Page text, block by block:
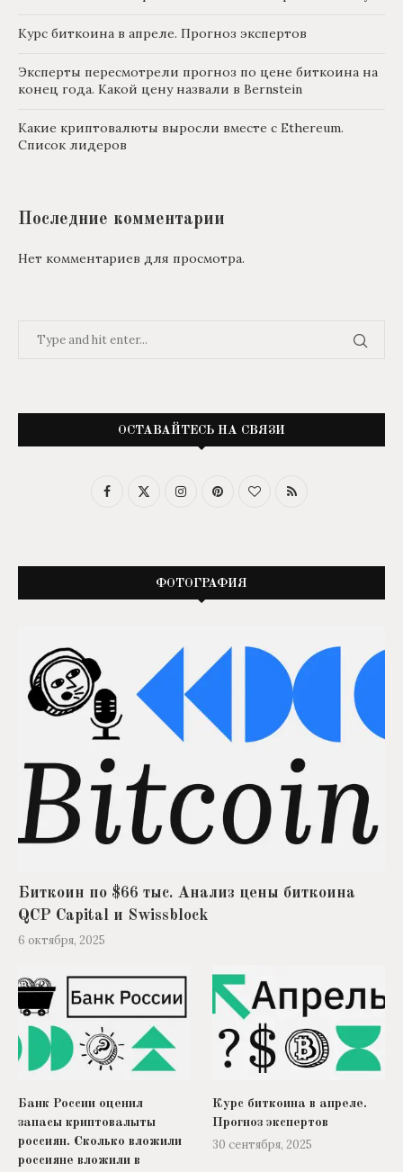
Курс биткоина в апреле. Прогноз экспертов
Эксперты пересмотрели прогноз по цене биткоина на
конец года. Какой цену назвали в Bernstein
Какие криптовалюты выросли вместе с Ethereum.
Список лидеров
Последние комментарии
Нет комментариев для просмотра.
ОСТАВАЙТЕСЬ НА СВЯЗИ
ФОТОГРАФИЯ
Биткоин по $66 тыс. Анализ цены биткоина
QCP Capital и Swissblock
6 октября, 2025
Банк России оценил
запасы криптовалыты
россиян. Сколько вложили
россияне вложили в
Курс биткоина в апреле.
Прогноз экспертов
30 сентября, 2025